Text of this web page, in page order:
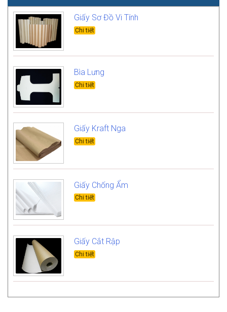
Giấy Sơ Đồ Vi Tính
Bìa Lưng
Giấy Kraft Nga
Giấy Chống Ẩm
Giấy Cắt Rập